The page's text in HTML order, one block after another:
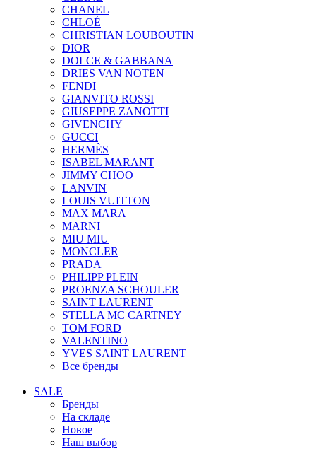
CHANEL
CHLOÉ
CHRISTIAN LOUBOUTIN
DIOR
DOLCE & GABBANA
DRIES VAN NOTEN
FENDI
GIANVITO ROSSI
GIUSEPPE ZANOTTI
GIVENCHY
GUCCI
HERMÈS
ISABEL MARANT
JIMMY CHOO
LANVIN
LOUIS VUITTON
MAX MARA
MARNI
MIU MIU
MONCLER
PRADA
PHILIPP PLEIN
PROENZA SCHOULER
SAINT LAURENT
STELLA MC CARTNEY
TOM FORD
VALENTINO
YVES SAINT LAURENT
Все бренды
SALE
Бренды
На складе
Новое
Наш выбор